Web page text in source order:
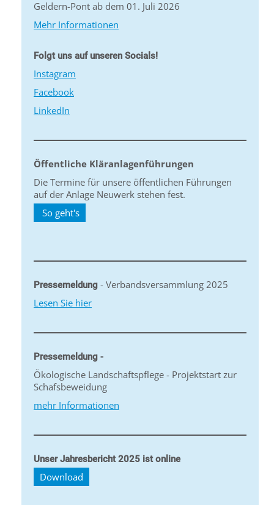
Geldern-Pont ab dem 01. Juli 2026
Mehr Informationen
Folgt uns auf unseren Socials!
Instagram
Facebook
LinkedIn
Öffentliche Kläranlagenführungen
Die Termine für unsere öffentlichen Führungen
auf der Anlage Neuwerk stehen fest.
So geht's
Pressemeldung - Verbandsversammlung 2025
Lesen Sie hier
Pressemeldung -
Ökologische Landschaftspflege - Projektstart zur
Schafsbeweidung
mehr Informationen
Unser Jahresbericht 2025 ist online
Download